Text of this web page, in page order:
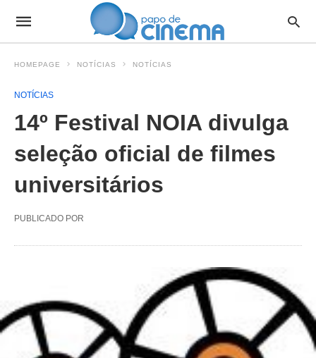
HOMEPAGE NOTÍCIAS NOTÍCIAS
NOTÍCIAS
14º Festival NOIA divulga
seleção oficial de filmes
universitários
PUBLICADO POR